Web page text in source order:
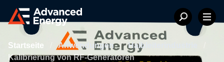
Startseite / Anwendungen / Halbleiterindustrie
Kalibrierung von RF-Generatoren